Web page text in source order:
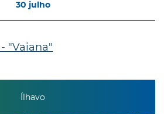
30 julho
"Vaiana"
Ílhavo